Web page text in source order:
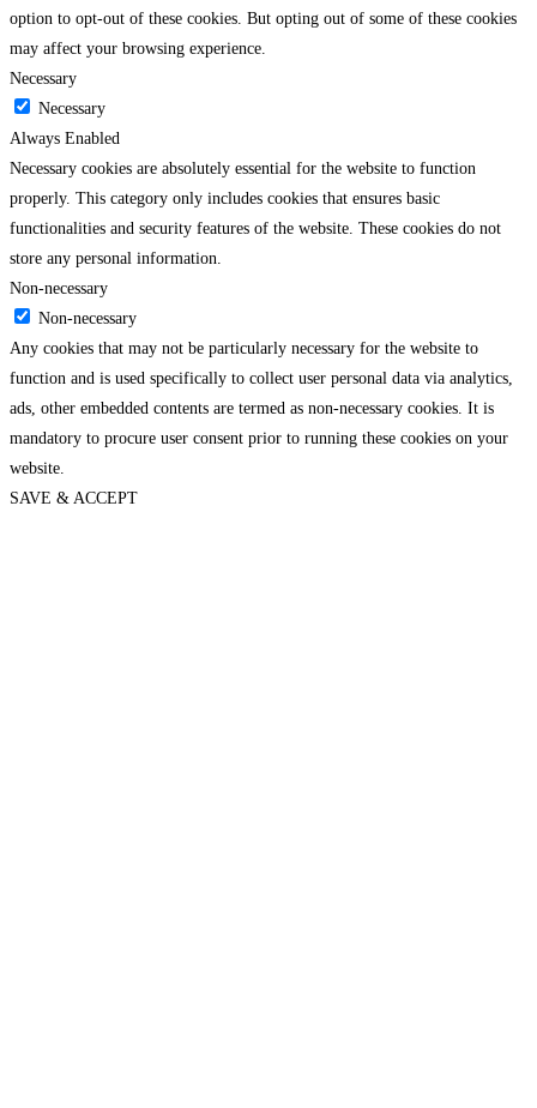
option to opt-out of these cookies. But opting out of some of these cookies
may affect your browsing experience.
Necessary
Necessary
Always Enabled
Necessary cookies are absolutely essential for the website to function
properly. This category only includes cookies that ensures basic
functionalities and security features of the website. These cookies do not
store any personal information.
Non-necessary
Non-necessary
Any cookies that may not be particularly necessary for the website to
function and is used specifically to collect user personal data via analytics,
ads, other embedded contents are termed as non-necessary cookies. It is
mandatory to procure user consent prior to running these cookies on your
website.
SAVE & ACCEPT